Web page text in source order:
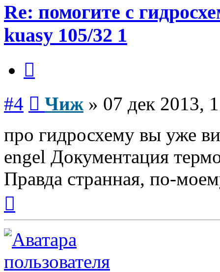
Re: помогите с
kuasy 105/32 1
#4 Чиж » 07 дек 2013,
про гидросхему вы уже
engel Документация
Правда странная, по-
началу